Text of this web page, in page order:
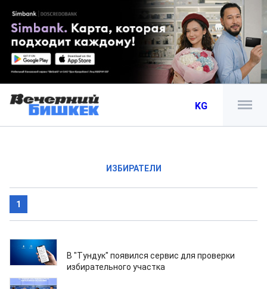
KG
ИЗБИРАТЕЛИ
1
15.06.2026
В "Тундук" появился сервис для проверки
избирательного участка
02.12.2022